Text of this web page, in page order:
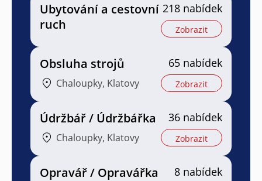
Ubytování a cestovní
ruch
218 nabídek
Zobrazit
Obsluha strojů
Chaloupky, Klatovy
65 nabídek
Zobrazit
Údržbář / Údržbářka
Chaloupky, Klatovy
36 nabídek
Zobrazit
Opravář / Opravářka 8 nabídek